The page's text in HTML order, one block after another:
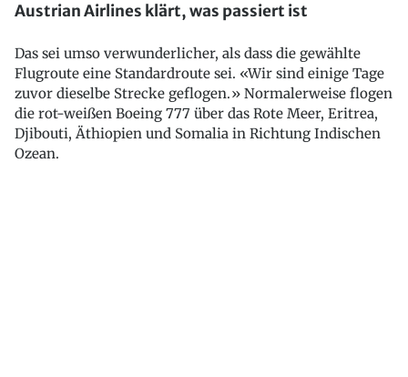
Austrian Airlines klärt, was passiert ist
Das sei umso verwunderlicher, als dass die gewählte
Flugroute eine Standardroute sei. «Wir sind einige Tage
zuvor dieselbe Strecke geflogen.» Normalerweise flogen
die rot-weißen Boeing 777 über das Rote Meer, Eritrea,
Djibouti, Äthiopien und Somalia in Richtung Indischen
Ozean.